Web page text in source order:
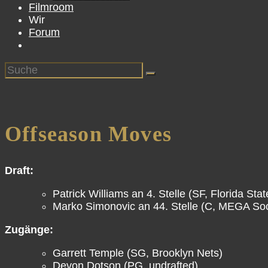
Filmroom
Wir
Forum
Offseason Moves
Draft:
Patrick Williams an 4. Stelle (SF, Florida
Marko Simonovic an 44. Stelle (C, MEGA
Zugänge:
Garrett Temple (SG, Brooklyn Nets)
Devon Dotson (PG, undrafted)